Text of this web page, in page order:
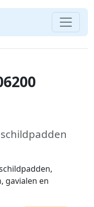
gavialen en